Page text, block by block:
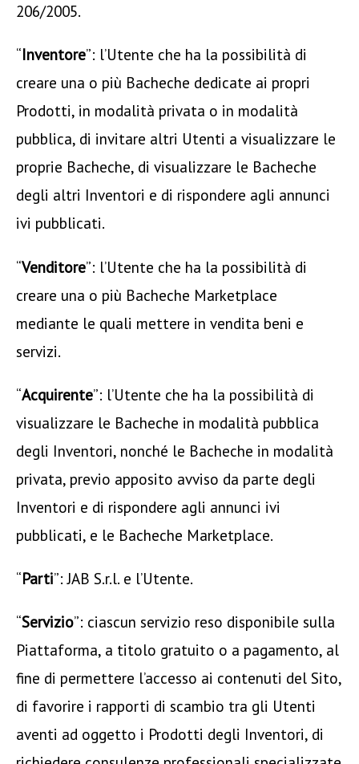
206/2005.
“Inventore”: l’Utente che ha la possibilità di
creare una o più Bacheche dedicate ai propri
Prodotti, in modalità privata o in modalità
pubblica, di invitare altri Utenti a visualizzare le
proprie Bacheche, di visualizzare le Bacheche
degli altri Inventori e di rispondere agli annunci
ivi pubblicati.
“Venditore”: l’Utente che ha la possibilità di
creare una o più Bacheche Marketplace
mediante le quali mettere in vendita beni e
servizi.
“Acquirente”: l’Utente che ha la possibilità di
visualizzare le Bacheche in modalità pubblica
degli Inventori, nonché le Bacheche in modalità
privata, previo apposito avviso da parte degli
Inventori e di rispondere agli annunci ivi
pubblicati, e le Bacheche Marketplace.
“Parti”: JAB S.r.l. e l’Utente.
“Servizio”: ciascun servizio reso disponibile sulla
Piattaforma, a titolo gratuito o a pagamento, al
fine di permettere l’accesso ai contenuti del Sito,
di favorire i rapporti di scambio tra gli Utenti
aventi ad oggetto i Prodotti degli Inventori, di